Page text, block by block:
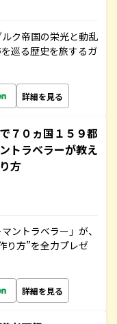
ク帝国の栄光と動乱
巡る歴史を旅するガ
詳細を見る
７０ヵ国１５９都
トラベラーが教え
方
ントラベラー」が、
り方”を全力プレゼ
詳細を見る